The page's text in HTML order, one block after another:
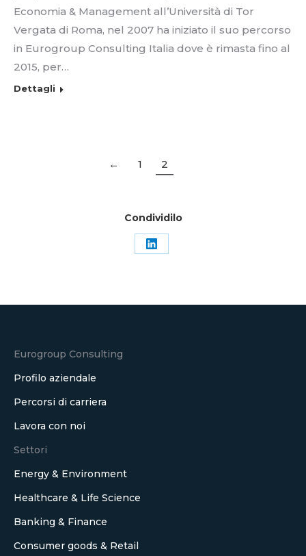
Economia & Management all’Università di Tor
Vergata di Roma, nel 2007 ha iniziato il suo percorso
in Eurogroup Consulting Italia dove è rimasta fino al
2015, per…
Dettagli
← 1 2
Condividilo
Condividi
Eurogroup Consulting
Profilo aziendale
Percorsi di carriera
Lavora con noi
Settori
Energy & Environment
Healthcare & Life Science
Banking & Finance
Consumer goods & Retail